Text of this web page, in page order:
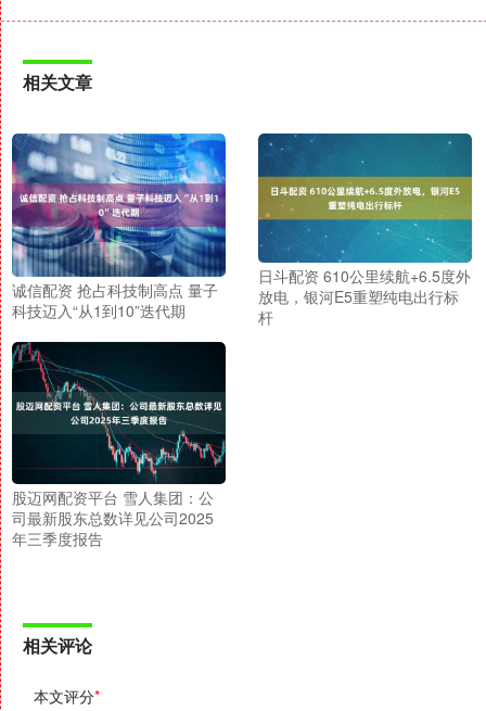
相关文章
诚信配资 抢占科技制高点 量子
科技迈入“从1到10”迭代期
日斗配资 610公里续航+6.5度外
放电，银河E5重塑纯电出行标
杆
股迈网配资平台 雪人集团：公
司最新股东总数详见公司2025
年三季度报告
相关评论
本文评分*